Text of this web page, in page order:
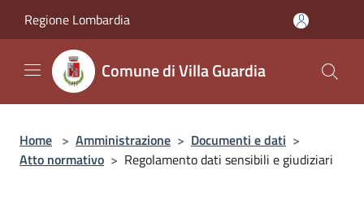
Regione Lombardia
Comune di Villa Guardia
Home > Amministrazione > Documenti e dati >
Atto normativo > Regolamento dati sensibili e giudiziari